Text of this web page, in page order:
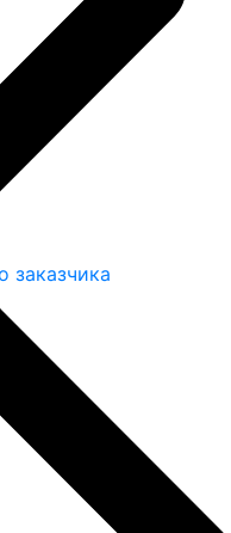
заказчика